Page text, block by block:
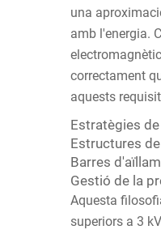
una
amb l'energia.
correctament
aquests
Estratègies
Estructures
Barres
Gestió de la
Aquesta
superiors a 3